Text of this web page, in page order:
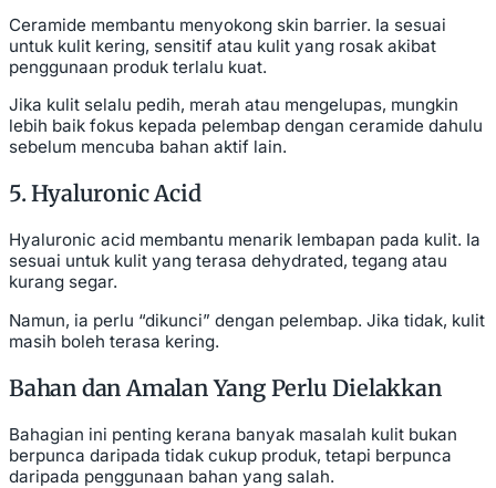
Ceramide membantu menyokong skin barrier. Ia sesuai
untuk kulit kering, sensitif atau kulit yang rosak akibat
penggunaan produk terlalu kuat.
Jika kulit selalu pedih, merah atau mengelupas, mungkin
lebih baik fokus kepada pelembap dengan ceramide dahulu
sebelum mencuba bahan aktif lain.
5. Hyaluronic Acid
Hyaluronic acid membantu menarik lembapan pada kulit. Ia
sesuai untuk kulit yang terasa dehydrated, tegang atau
kurang segar.
Namun, ia perlu “dikunci” dengan pelembap. Jika tidak, kulit
masih boleh terasa kering.
Bahan dan Amalan Yang Perlu Dielakkan
Bahagian ini penting kerana banyak masalah kulit bukan
berpunca daripada tidak cukup produk, tetapi berpunca
daripada penggunaan bahan yang salah.